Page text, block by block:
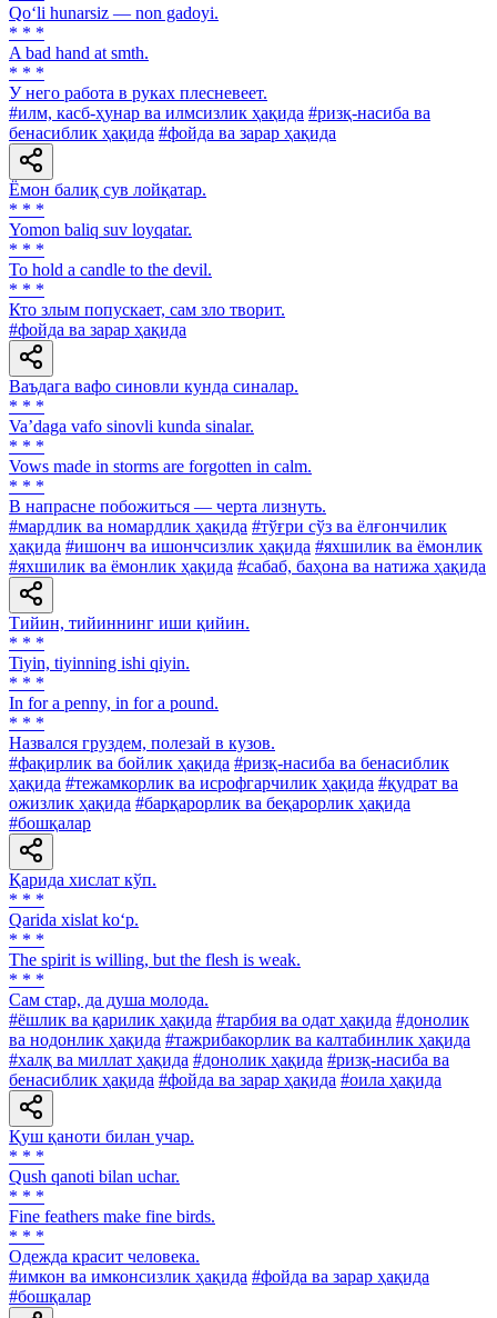
Qo‘li hunarsiz — non gadoyi.
* * *
A bad hand at smth.
* * *
У него работа в руках плесневеет.
#илм, касб-ҳунар ва илмсизлик ҳақида #ризқ-насиба ва
бенасиблик ҳақида #фойда ва зарар ҳақида
Ёмон балиқ сув лойқатар.
* * *
Yomon baliq suv loyqatar.
* * *
To hold a candle to the devil.
* * *
Кто злым попускает, сам зло творит.
#фойда ва зарар ҳақида
Ваъдага вафо синовли кунда синалар.
* * *
Va’daga vafo sinovli kunda sinalar.
* * *
Vows made in storms are forgotten in calm.
* * *
В напрасне побожиться — черта лизнуть.
#мардлик ва номардлик ҳақида #тўғри сўз ва ёлғончилик
ҳақида #ишонч ва ишончсизлик ҳақида #яхшилик ва ёмонлик
#яхшилик ва ёмонлик ҳақида #сабаб, баҳона ва натижа ҳақида
Тийин, тийиннинг иши қийин.
* * *
Tiyin, tiyinning ishi qiyin.
* * *
In for a penny, in for a pound.
* * *
Назвался груздем, полезай в кузов.
#фақирлик ва бойлик ҳақида #ризқ-насиба ва бенасиблик
ҳақида #тежамкорлик ва исрофгарчилик ҳақида #қудрат ва
ожизлик ҳақида #барқарорлик ва беқарорлик ҳақида
#бошқалар
Қарида хислат кўп.
* * *
Qarida xislat ko‘p.
* * *
The spirit is willing, but the flesh is weak.
* * *
Сам стар, да душа молода.
#ёшлик ва қарилик ҳақида #тарбия ва одат ҳақида #донолик
ва нодонлик ҳақида #тажрибакорлик ва калтабинлик ҳақида
#халқ ва миллат ҳақида #донолик ҳақида #ризқ-насиба ва
бенасиблик ҳақида #фойда ва зарар ҳақида #оила ҳақида
Қуш қаноти билан учар.
* * *
Qush qanoti bilan uchar.
* * *
Fine feathers make fine birds.
* * *
Одежда красит человека.
#имкон ва имконсизлик ҳақида #фойда ва зарар ҳақида
#бошқалар